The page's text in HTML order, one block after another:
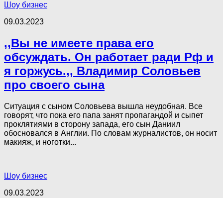
Шоу бизнес
09.03.2023
,,Вы не имеете права его
обсуждать. Он работает ради Рф и
я горжусь.,, Владимир Соловьев
про своего сына
Ситуация с сыном Соловьева вышла неудобная. Все
говорят, что пока его папа занят пропагандой и сыпет
проклятиями в сторону запада, его сын Даниил
обосновался в Англии. По словам журналистов, он носит
макияж, и ноготки...
Шоу бизнес
09.03.2023